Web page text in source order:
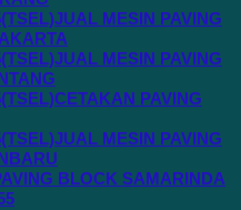
MESIN PAVING
MESIN PAVING
PAVING
MESIN PAVING
BLOCK SAMARINDA